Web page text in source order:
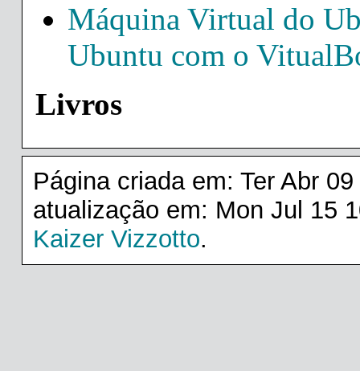
Máquina Virtual do
Ubuntu com o
Livros
Página criada em: Ter Abr
atualização em: Mon Jul 15
Kaizer Vizzotto.